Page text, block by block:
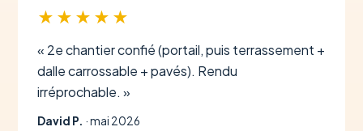
★★★★★
« 2e chantier confié (portail, puis terrassement +
dalle carrossable + pavés). Rendu
irréprochable. »
David P. · mai 2026